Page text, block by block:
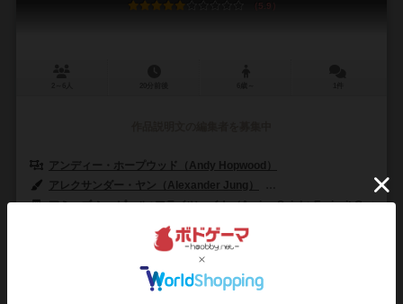
5.9
アンディー・ホープウッド（Andy Hopwood）
アレクサンダー・ヤン（Alexander Jung）
ピーター・ウォッケン
アミーゴ シュピール+フライツァイト（Amigo Spiel + Freizeit GmbH）
74